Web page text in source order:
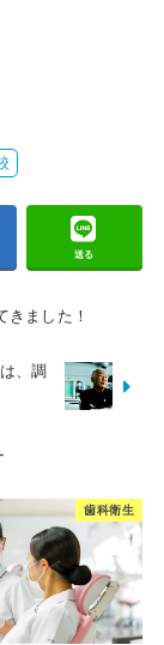
送る
きました！
、調
歯科衛生